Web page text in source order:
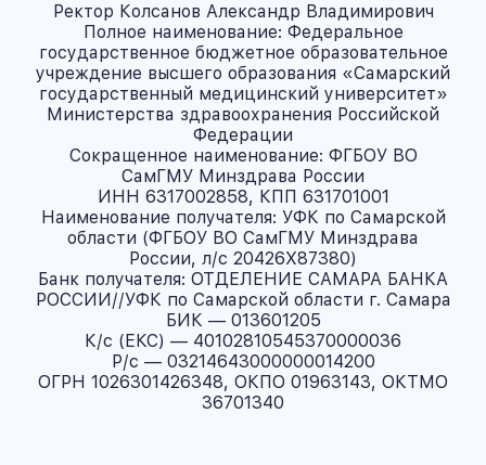
Ректор Колсанов Александр Владимирович
Полное наименование: Федеральное
государственное бюджетное образовательное
учреждение высшего образования «Самарский
государственный медицинский университет»
Министерства здравоохранения Российской
Федерации
Сокращенное наименование: ФГБОУ ВО
СамГМУ Минздрава России
ИНН 6317002858, КПП 631701001
Наименование получателя: УФК по Самарской
области (ФГБОУ ВО СамГМУ Минздрава
России, л/с 20426X87380)
Банк получателя: ОТДЕЛЕНИЕ САМАРА БАНКА
РОССИИ//УФК по Самарской области г. Самара
БИК — 013601205
К/с (ЕКС) — 40102810545370000036
Р/с — 03214643000000014200
ОГРН 1026301426348, ОКПО 01963143, ОКТМО
36701340